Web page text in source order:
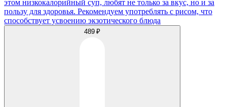
этом низкокалорийный суп, любят не только за вкус, но и за
пользу для здоровья. Рекомендуем употреблять с рисом, что
способствует усвоению экзотического блюда
489 ₽